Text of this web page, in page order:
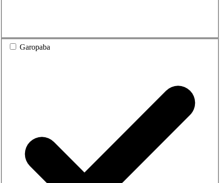
Garopaba